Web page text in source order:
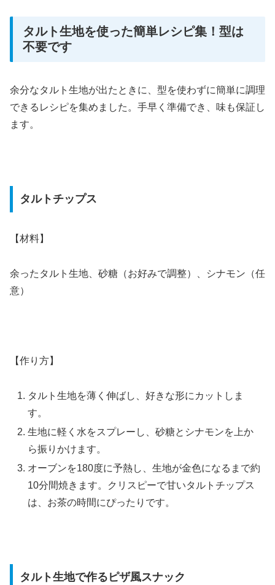
タルト生地を使った簡単レシピ集！型は
不要です
余分なタルト生地が出たときに、型を使わずに簡単に調理
できるレシピを集めました。手早く準備でき、味も保証し
ます。
タルトチップス
【材料】
余ったタルト生地、砂糖（お好みで調整）、シナモン（任
意）
【作り方】
タルト生地を薄く伸ばし、好きな形にカットしま
す。
生地に軽く水をスプレーし、砂糖とシナモンを上か
ら振りかけます。
オーブンを180度に予熱し、生地が金色になるまで約
10分間焼きます。クリスピーで甘いタルトチップス
は、お茶の時間にぴったりです。
タルト生地で作るピザ風スナック